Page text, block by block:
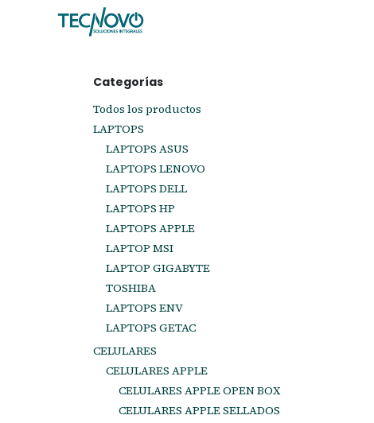
Categorías
Todos los productos
LAPTOPS
LAPTOPS ASUS
LAPTOPS LENOVO
LAPTOPS DELL
LAPTOPS HP
LAPTOPS APPLE
LAPTOP MSI
LAPTOP GIGABYTE
TOSHIBA
LAPTOPS ENV
LAPTOPS GETAC
CELULARES
CELULARES APPLE
CELULARES APPLE OPEN BOX
CELULARES APPLE SELLADOS